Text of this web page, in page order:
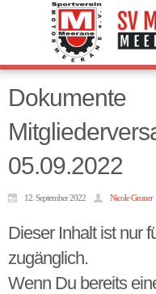
Dokumente
05.09.2022
12. September 2022 Nicole Gruner
Dieser Inhalt ist nur
zugänglich.
Wenn Du bereits